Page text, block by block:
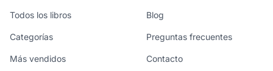
Todos los libros
Categorías
Más vendidos
Blog
Preguntas frecuentes
Contacto